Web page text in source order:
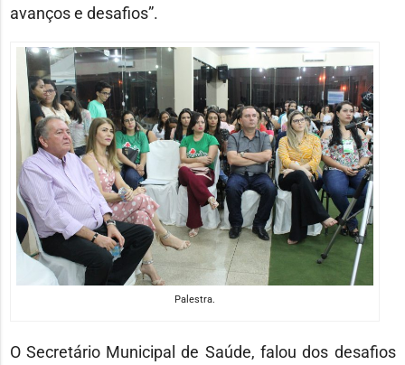
avanços e desafios”.
Palestra.
O Secretário Municipal de Saúde, falou dos desafios